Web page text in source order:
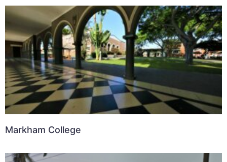
Markham College